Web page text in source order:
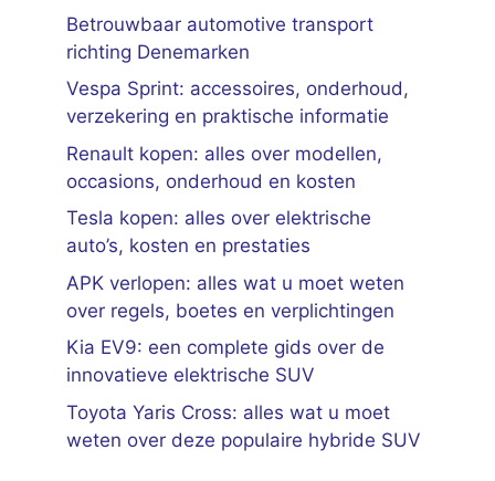
Betrouwbaar automotive transport
richting Denemarken
Vespa Sprint: accessoires, onderhoud,
verzekering en praktische informatie
Renault kopen: alles over modellen,
occasions, onderhoud en kosten
Tesla kopen: alles over elektrische
auto’s, kosten en prestaties
APK verlopen: alles wat u moet weten
over regels, boetes en verplichtingen
Kia EV9: een complete gids over de
innovatieve elektrische SUV
Toyota Yaris Cross: alles wat u moet
weten over deze populaire hybride SUV